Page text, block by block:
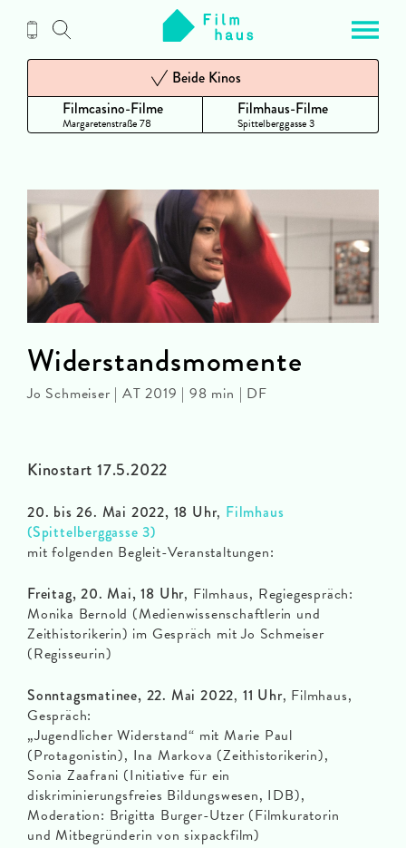
Inhalt
Filmcasino-Filme
Margaretenstraße 78
Beide Kinos
Filmhaus-Filme
Spittelberggasse 3
Kinostart 17.5.2022
20. bis 26. Mai 2022, 18 Uhr, Filmhaus
(Spittelberggasse 3)
mit folgenden Begleit-Veranstaltungen:
Freitag, 20. Mai, 18 Uhr, Filmhaus, Regiegespräch:
Monika Bernold (Medienwissenschaftlerin und
Zeithistorikerin) im Gespräch mit Jo Schmeiser
(Regisseurin)
Sonntagsmatinee, 22. Mai 2022, 11 Uhr, Filmhaus,
Gespräch:
„Jugendlicher Widerstand“ mit Marie Paul
(Protagonistin), Ina Markova (Zeithistorikerin),
Sonia Zaafrani (Initiative für ein
diskriminierungsfreies Bildungswesen, IDB),
Moderation: Brigitta Burger-Utzer (Filmkuratorin
und Mitbegründerin von sixpackfilm)
Widerstandsmomente
Jo Schmeiser | AT 2019 | 98 min | DF